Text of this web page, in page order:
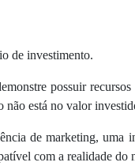
de investimento.
possuir
está no valor
de marketing, uma
com a realidade do